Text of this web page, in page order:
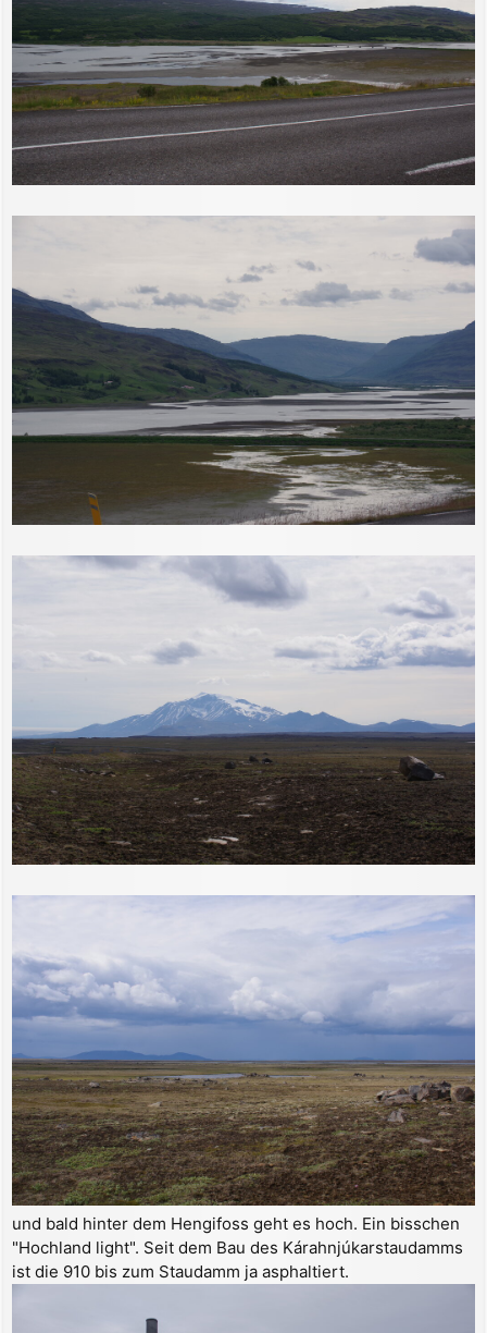
und bald hinter dem Hengifoss geht es hoch. Ein bisschen
"Hochland light". Seit dem Bau des Kárahnjúkarstaudamms
ist die 910 bis zum Staudamm ja asphaltiert.